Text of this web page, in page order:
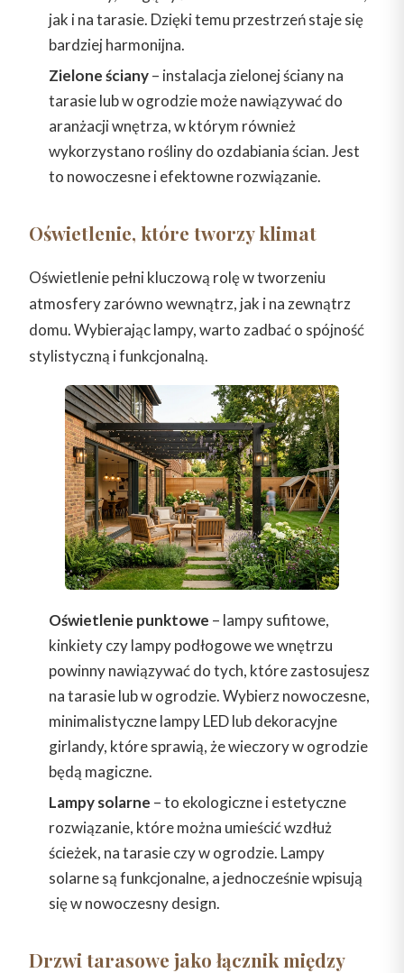
jak i na tarasie. Dzięki temu przestrzeń staje się
bardziej harmonijna.
Zielone ściany– instalacja zielonej ściany na
tarasie lub w ogrodzie może nawiązywać do
aranżacji wnętrza, w którym również
wykorzystano rośliny do ozdabiania ścian. Jest
to nowoczesne i efektowne rozwiązanie.
Oświetlenie, które tworzy klimat
Oświetlenie pełni kluczową rolę w tworzeniu
atmosfery zarówno wewnątrz, jak i na zewnątrz
domu. Wybierając lampy, warto zadbać o spójność
stylistyczną i funkcjonalną.
Oświetlenie punktowe – lampy sufitowe,
kinkiety czy lampy podłogowe we wnętrzu
powinny nawiązywać do tych, które zastosujesz
na tarasie lub w ogrodzie. Wybierz nowoczesne,
minimalistyczne lampy LED lub dekoracyjne
girlandy, które sprawią, że wieczory w ogrodzie
będą magiczne.
Lampy solarne – to ekologiczne i estetyczne
rozwiązanie, które można umieścić wzdłuż
ścieżek, na tarasie czy w ogrodzie. Lampy
solarne są funkcjonalne, a jednocześnie wpisują
się w nowoczesny design.
Drzwi tarasowe jako łącznik między